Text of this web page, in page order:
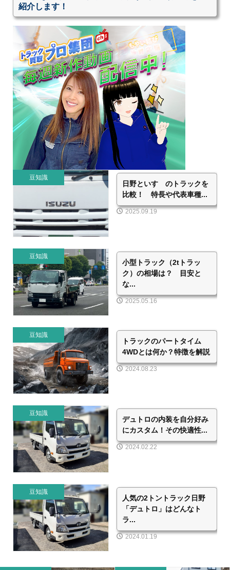
豆知識
日野といすゞのトラックを
比較！ 特長や代表車種...
2025.09.19
豆知識
小型トラック（2tトラッ
ク）の相場は？ 目安と
な...
2025.05.16
豆知識
トラックのパートタイム
4WDとは何か？特徴を解説
2024.08.23
豆知識
デュトロの内装を自分好み
にカスタム！その快適性...
2024.02.22
豆知識
人気の2トントラック日野
「デュトロ」はどんなト
ラ...
2024.01.19
紹介します！